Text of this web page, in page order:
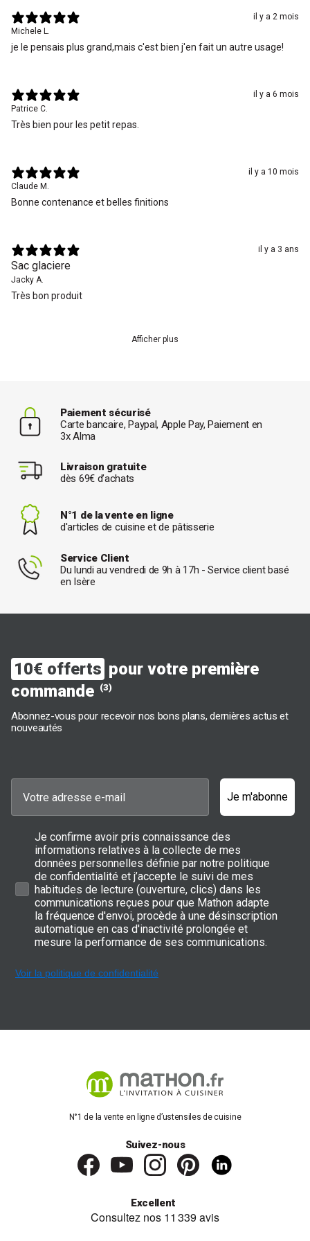
il y a 2 mois
Michele L.
je le pensais plus grand,mais c'est bien j'en fait un autre usage!
il y a 6 mois
Patrice C.
Très bien pour les petit repas.
il y a 10 mois
Claude M.
Bonne contenance et belles finitions
il y a 3 ans
Sac glaciere
Jacky A.
Très bon produit
Afficher plus
Paiement sécurisé
Carte bancaire, Paypal, Apple Pay, Paiement en
3x Alma
Livraison gratuite
dès 69€ d’achats
N°1 de la vente en ligne
d'articles de cuisine et de pâtisserie
Service Client
Du lundi au vendredi de 9h à 17h - Service client basé
en Isère
10€ offerts pour votre première
commande (3)
Abonnez-vous pour recevoir nos bons plans, dernières actus et
nouveautés
Je m'abonne
Je confirme avoir pris connaissance des
informations relatives à la collecte de mes
données personnelles définie par notre politique
de confidentialité et j’accepte le suivi de mes
habitudes de lecture (ouverture, clics) dans les
communications reçues pour que Mathon adapte
la fréquence d'envoi, procède à une désinscription
automatique en cas d'inactivité prolongée et
mesure la performance de ses communications.
Voir la politique de confidentialité
N°1 de la vente en ligne d’ustensiles de cuisine
Suivez-nous
Excellent